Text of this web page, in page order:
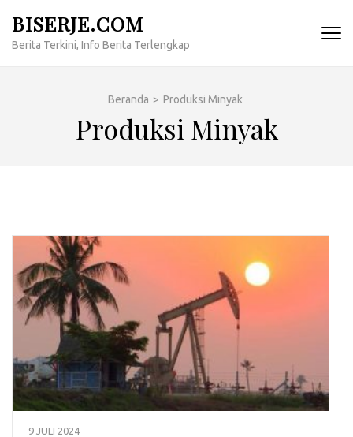
konten
BISERJE.COM
Berita Terkini, Info Berita Terlengkap
Beranda > Produksi Minyak
Produksi Minyak
9 JULI 2024